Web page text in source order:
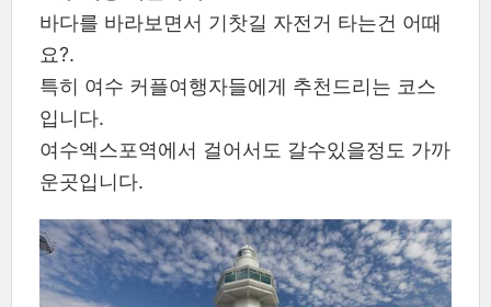
바다를 바라보면서 기찻길 자전거 타는건 어때
요?.
특히 여수 커플여행자들에게 추천드리는 코스
입니다.
여수엑스포역에서 걸어서도 갈수있을정도 가까
운곳입니다.